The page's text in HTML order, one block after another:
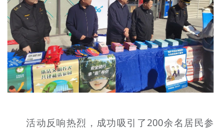
活动反响热烈，成功吸引了200余名居民参